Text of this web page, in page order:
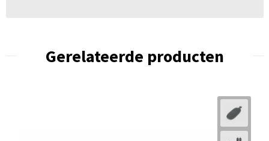
Gerelateerde producten